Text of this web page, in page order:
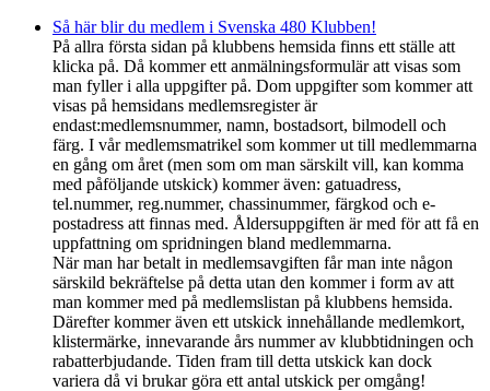
Så här blir du medlem i Svenska 480 Klubben!
På allra första sidan på klubbens hemsida finns ett ställe att
klicka på. Då kommer ett anmälningsformulär att visas som
man fyller i alla uppgifter på. Dom uppgifter som kommer att
visas på hemsidans medlemsregister är
endast:medlemsnummer, namn, bostadsort, bilmodell och
färg. I vår medlemsmatrikel som kommer ut till medlemmarna
en gång om året (men som om man särskilt vill, kan komma
med påföljande utskick) kommer även: gatuadress,
tel.nummer, reg.nummer, chassinummer, färgkod och e-
postadress att finnas med. Åldersuppgiften är med för att få en
uppfattning om spridningen bland medlemmarna.
När man har betalt in medlemsavgiften får man inte någon
särskild bekräftelse på detta utan den kommer i form av att
man kommer med på medlemslistan på klubbens hemsida.
Därefter kommer även ett utskick innehållande medlemkort,
klistermärke, innevarande års nummer av klubbtidningen och
rabatterbjudande. Tiden fram till detta utskick kan dock
variera då vi brukar göra ett antal utskick per omgång!